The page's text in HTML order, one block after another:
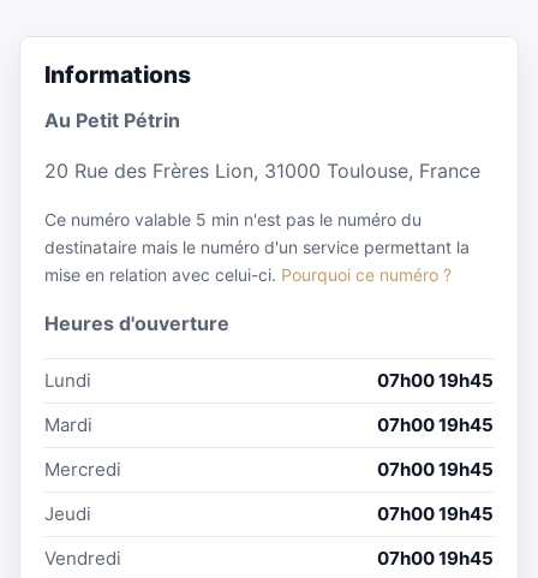
Informations
Au Petit Pétrin
20 Rue des Frères Lion, 31000 Toulouse, France
Ce numéro valable 5 min n'est pas le numéro du
destinataire mais le numéro d'un service permettant la
mise en relation avec celui-ci. Pourquoi ce numéro ?
Heures d'ouverture
Lundi
07h00 19h45
Mardi
07h00 19h45
Mercredi
07h00 19h45
Jeudi
07h00 19h45
Vendredi
07h00 19h45